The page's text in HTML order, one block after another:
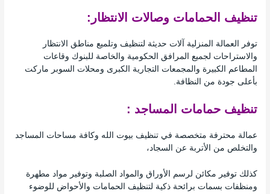
تنظيف الحمامات وصالات الانتظار:
توفر العمالة المنزلية آلات حديثة لتنظيف وتلميع مناطق الانتظار
والاستراحات لجميع المرافق الحكومية والخاصة للبنوك وقاعات
المطاعم الكبيرة والمجمعات التجارية الكبرى ومحلات السوبر ماركت
بأعلى جودة من النظافة.
تنظيف حمامات المساجد :
عمالة محترفة متخصصة في تنظيف بيوت الله وكافة مساحات المساجد
والتخلص من الأتربة عن السجاد،
كذلك توفير مكائن ​​لرسم الأوراق والمواد الصلبة وتوفير مواد مطهرة
ومنظفات بسمات برائحة ذكية لتنظيف الحمامات والأحواض للوضوء